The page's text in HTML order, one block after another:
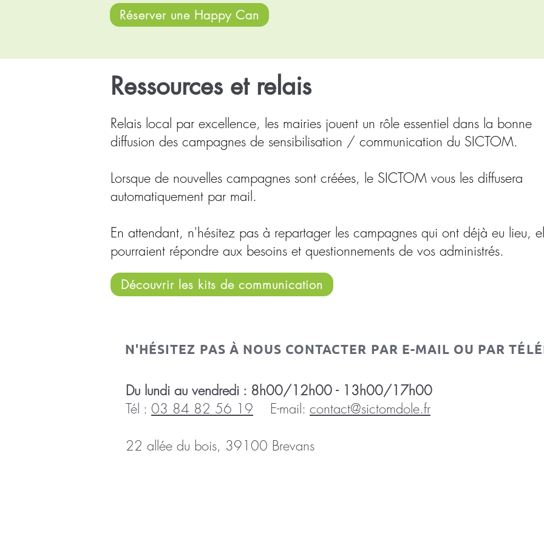
Réserver une Happy Can
Ressources et relais
Relais local par excellence, les mairies jouent un rôle essentiel dans la bonne
diffusion des campagnes de sensibilisation / communication du SICTOM.
Lorsque de nouvelles campagnes sont créées, le SICTOM vous les diffusera
automatiquement par mail.
En attendant, n'hésitez pas à repartager les campagnes qui ont déjà eu lieu,
pourraient répondre aux besoins et questionnements de vos administrés.
Découvrir les kits de communication
N'HÉSITEZ PAS À NOUS CONTACTER PAR E-MAIL OU PAR
Du lundi au vendredi : 8h00/12h00 - 13h00/17h00
Tél : 03 84 82 56 19 E-mail: contact@sictomdole.fr
22 allée du bois, 39100 Brevans